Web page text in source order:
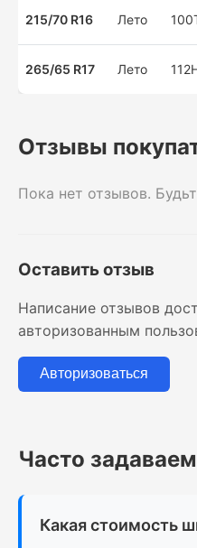
215/70 R16 Лето
265/65 R17 Лето
Отзывы
Пока нет отзывов.
Оставить отзыв
Написание отзывов
авторизованным
Авторизоваться
Часто
Какая стоимость